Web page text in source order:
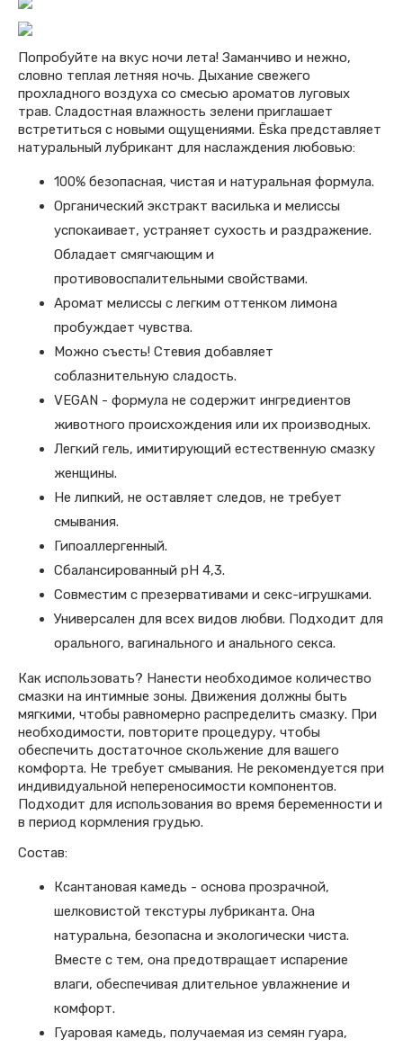
Попробуйте на вкус ночи лета! Заманчиво и нежно,
словно теплая летняя ночь. Дыхание свежего
прохладного воздуха со смесью ароматов луговых
трав. Сладостная влажность зелени приглашает
встретиться с новыми ощущениями. Ёska представляет
натуральный лубрикант для наслаждения любовью:
100% безопасная, чистая и натуральная формула.
Органический экстракт василька и мелиссы
успокаивает, устраняет сухость и раздражение.
Обладает смягчающим и
противовоспалительными свойствами.
Аромат мелиссы с легким оттенком лимона
пробуждает чувства.
Можно съесть! Стевия добавляет
соблазнительную сладость.
VEGAN - формула не содержит ингредиентов
животного происхождения или их производных.
Легкий гель, имитирующий естественную смазку
женщины.
Не липкий, не оставляет следов, не требует
смывания.
Гипоаллергенный.
Сбалансированный pH 4,3.
Совместим с презервативами и секс-игрушками.
Универсален для всех видов любви. Подходит для
орального, вагинального и анального секса.
Как использовать? Нанести необходимое количество
смазки на интимные зоны. Движения должны быть
мягкими, чтобы равномерно распределить смазку. При
необходимости, повторите процедуру, чтобы
обеспечить достаточное скольжение для вашего
комфорта. Не требует смывания. Не рекомендуется при
индивидуальной непереносимости компонентов.
Подходит для использования во время беременности и
в период кормления грудью.
Состав:
Ксантановая камедь - основа прозрачной,
шелковистой текстуры лубриканта. Она
натуральна, безопасна и экологически чиста.
Вместе с тем, она предотвращает испарение
влаги, обеспечивая длительное увлажнение и
комфорт.
Гуаровая камедь, получаемая из семян гуара,